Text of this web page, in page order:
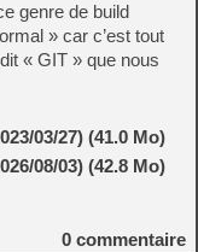
genre de build
» car c’est tout
« GIT » que nous
03/27) (41.0 Mo)
08/03) (42.8 Mo)
0 commentaire